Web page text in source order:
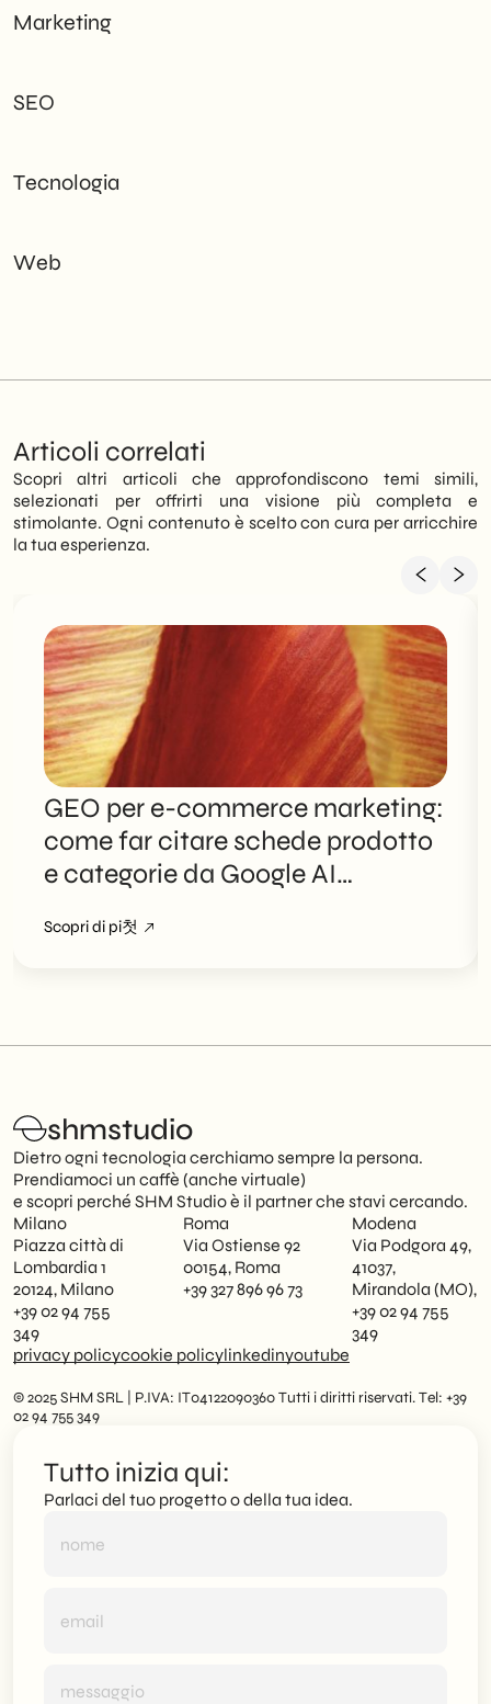
Marketing
SEO
Tecnologia
Web
Articoli correlati
Scopri altri articoli che approfondiscono temi simili,
selezionati per offrirti una visione più completa e
stimolante. Ogni contenuto è scelto con cura per arricchire
la tua esperienza.
GEO per e-commerce marketing:
come far citare schede prodotto
e categorie da Google AI
Scopri di pi첫
shmstudio
Dietro ogni tecnologia cerchiamo sempre la persona.
Prendiamoci un caffè (anche virtuale)
e scopri perché SHM Studio è il partner che stavi cercando.
Milano
Piazza città di
Lombardia 1
20124, Milano
+39 02 94 755
349
Roma
Via Ostiense 92
00154, Roma
+39 327 896 96 73
Modena
Via Podgora 49,
41037,
Mirandola (MO),
+39 02 94 755
349
privacy policycookie policylinkedinyoutube
© 2025 SHM SRL | P.IVA: IT04122090360 Tutti i diritti riservati. Tel: +39
02 94 755 349
Tutto inizia qui:
Parlaci del tuo progetto o della tua idea.